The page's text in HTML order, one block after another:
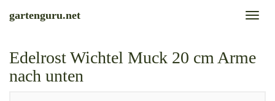
Toggle
gartenguru.net
Edelrost Wichtel Muck 20 cm Arme
nach unten